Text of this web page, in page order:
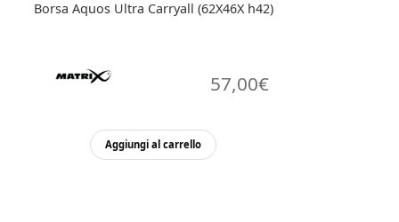
Borsa Aquos Ultra Carryall (62X46X h42)
57,00€
Aggiungi al carrello